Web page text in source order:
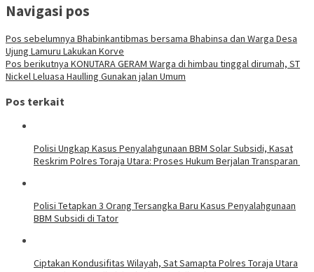
Navigasi pos
Pos sebelumnya Bhabinkantibmas bersama Bhabinsa dan Warga Desa
Ujung Lamuru Lakukan Korve
Pos berikutnya KONUTARA GERAM Warga di himbau tinggal dirumah, ST
Nickel Leluasa Haulling Gunakan jalan Umum
Pos terkait
Polisi Ungkap Kasus Penyalahgunaan BBM Solar Subsidi, Kasat
Reskrim Polres Toraja Utara: Proses Hukum Berjalan Transparan
Polisi Tetapkan 3 Orang Tersangka Baru Kasus Penyalahgunaan
BBM Subsidi di Tator
Ciptakan Kondusifitas Wilayah, Sat Samapta Polres Toraja Utara